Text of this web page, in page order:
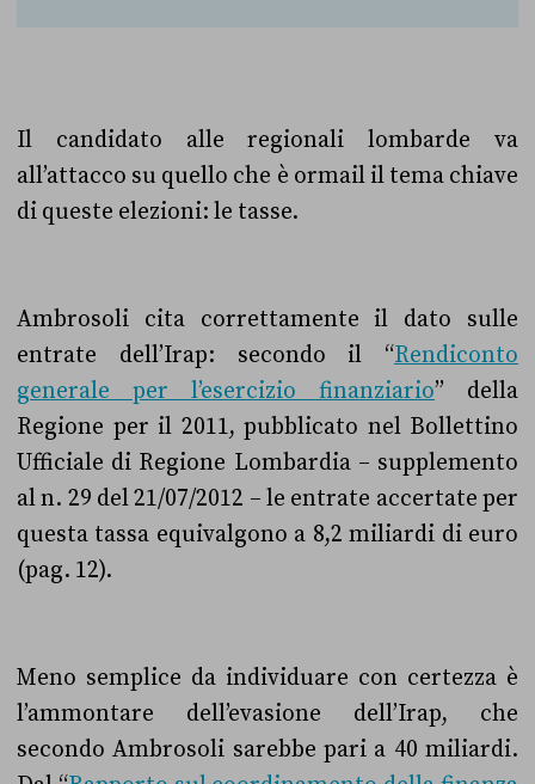
Il candidato alle regionali lombarde va
all’attacco su quello che è ormail il tema chiave
di queste elezioni: le tasse.
Ambrosoli cita correttamente il dato sulle
entrate dell’Irap: secondo il “Rendiconto
generale per l’esercizio finanziario” della
Regione per il 2011, pubblicato nel Bollettino
Ufficiale di Regione Lombardia – supplemento
al n. 29 del 21/07/2012 – le entrate accertate per
questa tassa equivalgono a 8,2 miliardi di euro
(pag. 12).
Meno semplice da individuare con certezza è
l’ammontare dell’evasione dell’Irap, che
secondo Ambrosoli sarebbe pari a 40 miliardi.